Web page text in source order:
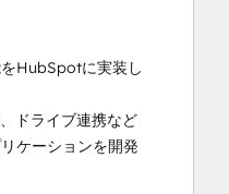
HubSpotに実装し
ドライブ連携など
ケーションを開発